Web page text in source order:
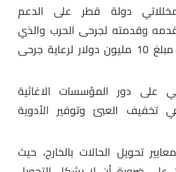
دولة قطر على الدعم
وقدمته لجرحى الحرب والذي
كان آخره تقديم مبلغ 10 مليون دولار لرعاية جرحى
على دور المؤسسات الاغاثية
العبئ وتوفير الأدوية
تحويل الحالات بالخارج، حيث